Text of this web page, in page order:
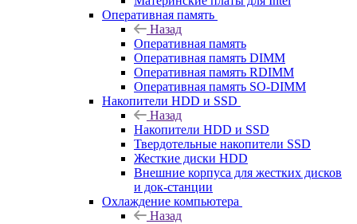
Оперативная память
Назад
Оперативная память
Оперативная память DIMM
Оперативная память RDIMM
Оперативная память SO-DIMM
Накопители HDD и SSD
Назад
Накопители HDD и SSD
Твердотельные накопители SSD
Жесткие диски HDD
Внешние корпуса для жестких дисков
и док-станции
Охлаждение компьютера
Назад